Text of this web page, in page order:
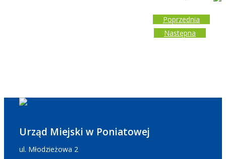
Poprzednia
Następna
Urząd Miejski w Poniatowej
ul. Młodzieżowa 2